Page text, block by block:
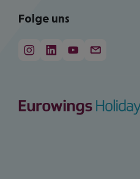
Folge uns